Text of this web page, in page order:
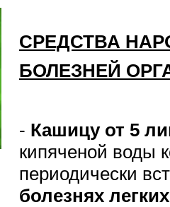
СРЕДСТВА
БОЛЕЗНЕЙ
- Кашицу от 5
кипяченой воды
периодически
болезнях